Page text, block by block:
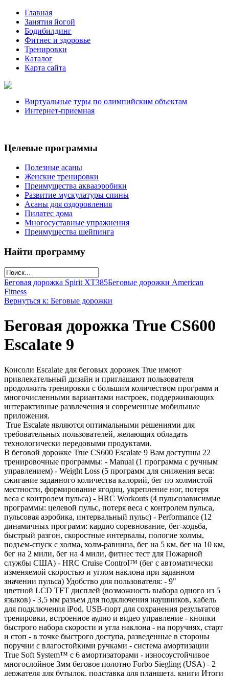
Главная
Занятия йогой
Бодибилдинг
Фитнес и здоровье
Тренировки
Каталог
Карта сайта
Виртуальные туры по олимпийским объектам
Интернет-приемная
Целевые программы
Полезные асаны
Женские тренировки
Преимущества аквааэробики
Развитие мускулатуры спины
Асаны для оздоровления
Пилатес дома
Многосуставные упражнения
Преимущества шейпинга
Найти программу
Беговая дорожка Spirit XT385Беговые дорожки American
Fitness
Вернуться к: Беговые дорожки
Беговая дорожка True CS600
Escalate 9
Консоли Escalate для беговых дорожек True имеют
привлекательный дизайн и приглашают пользователя
продолжить тренировки с большим количеством программ и
многочисленными вариантами настроек, поддерживающих
интерактивные развлечения и современные мобильные
приложения.
True Escalate являются оптимальными решениями для
требовательных пользователей, желающих обладать
технологически передовыми продуктами.
В беговой дорожке True CS600 Escalate 9 Вам доступны 22
тренировочные программы: - Manual (1 программа с ручным
управлением) - Weight Loss (5 программ для снижения веса:
сжигание заданного количества калорий, бег по холмистой
местности, формирование ягодиц, укрепление ног, потеря
веса с контролем пульса) - HRC Workouts (4 пульсозависимые
программы: целевой пульс, потеря веса с контролем пульса,
пульсовая аэробика, интервальный пульс) - Performance (12
динамичных программ: кардио соревнование, бег-ходьба,
быстрый разгон, скоростные интервалы, пологие холмы,
подъем-спуск с холма, холм-равнина, бег на 5 км, бег на 10 км,
бег на 2 мили, бег на 4 мили, фитнес тест для Пожарной
службы США) - HRC Cruise Control™ (бег с автоматически
изменяемой скоростью и углом наклона при заданном
значении пульса) Удобство для пользователя: - 9"
цветной LCD TFT дисплей (возможность выбора одного из 5
языков) - 3,5 мм разъем для подключения наушников, кабель
для подключения iPod, USB-порт для сохранения результатов
тренировки, встроенное аудио и видео управление - кнопки
быстрого набора скорости и угла наклона - на поручнях, старт
и стоп - в точке быстрого доступа, разведенные в стороны
поручни с влагостойкими ручками - система амортизации
True Soft System™ с 6 амортизаторами - износоустойчивое
многослойное 3мм беговое полотно Forbo Siegling (USA) - 2
держателя для бутылок, подставка для планшета, книги Итоги